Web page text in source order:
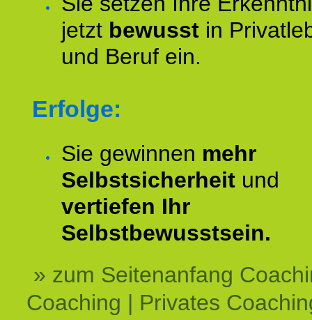
jetzt bewusst in
und Beruf ein.
Erfolge:
Sie gewinnen mehr
Selbstsicherheit und
vertiefen Ihr
Selbstbewusstsein.
» zum Seitenanfang
Coaching | Privates